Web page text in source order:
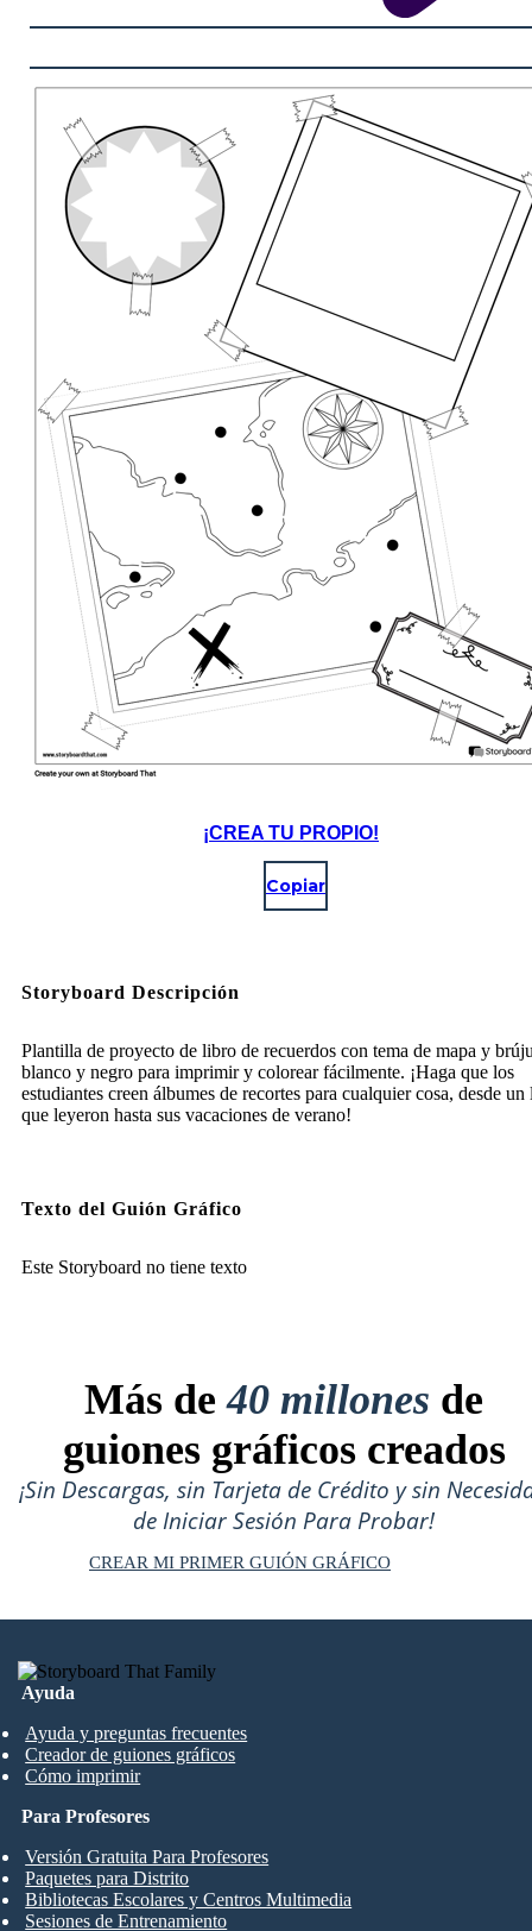
¡CREA TU PROPIO!
Copiar
Storyboard Descripción
Plantilla de proyecto de libro de recuerdos con tema de mapa y
blanco y negro para imprimir y colorear fácilmente. ¡Haga que los
estudiantes creen álbumes de recortes para cualquier cosa, desde
que leyeron hasta sus vacaciones de verano!
Texto del Guión Gráfico
Este Storyboard no tiene texto
Más de40 millones de
guiones gráficos creados
¡Sin Descargas, sin Tarjeta de Crédito y sin
de Iniciar Sesión Para Probar!
CREAR MI PRIMER GUIÓN GRÁFICO
Ayuda
Ayuda y preguntas frecuentes
Creador de guiones gráficos
Cómo imprimir
Para Profesores
Versión Gratuita Para Profesores
Paquetes para Distrito
Bibliotecas Escolares y Centros Multimedia
Sesiones de Entrenamiento